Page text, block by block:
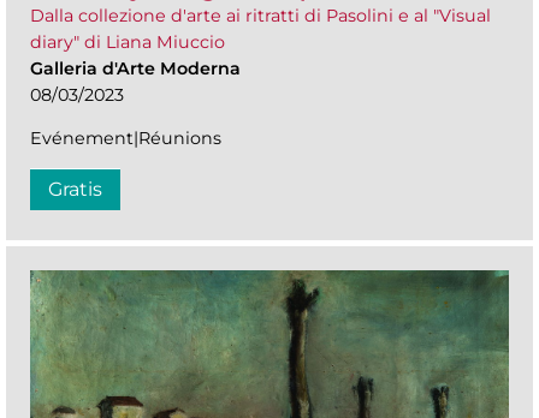
Dalla collezione d'arte ai ritratti di Pasolini e al "Visual
diary" di Liana Miuccio
Galleria d'Arte Moderna
08/03/2023
Evénement|Réunions
Gratis